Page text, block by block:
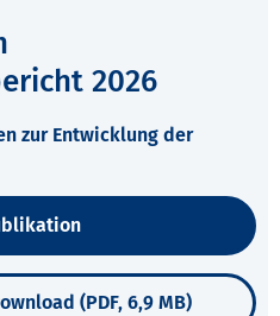
2026
zur Entwicklung der
(PDF, 6,9 MB)